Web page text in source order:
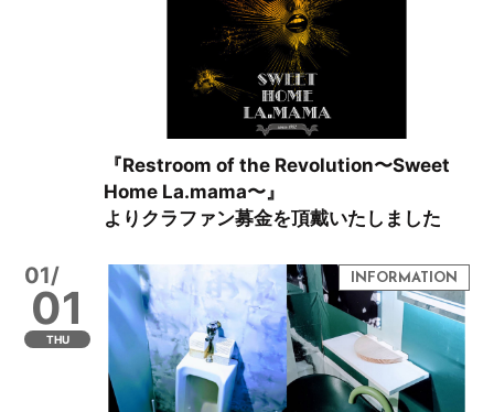
『Restroom of the Revolution〜Sweet
Home La.mama〜』
よりクラファン募金を頂戴いたしました
01/
01
THU